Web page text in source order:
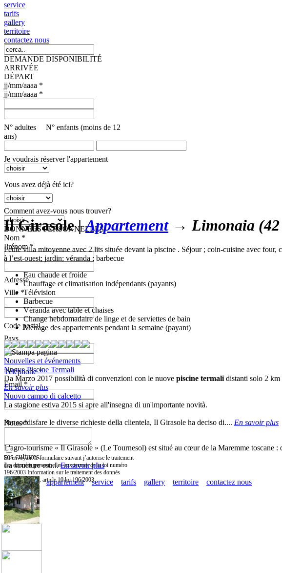
service
tarifs
gallery
territoire
contactez nous
DEMANDE DISPONIBILITÉ
ARRIVÉE
DÉPART
jj/mm/aaaa *
jj/mm/aaaa *
N° adultes N° enfants (moins de 12
ans)
Je voudrais réserver l'appartement
Vous avez déjà été ici?
Comment avez-vous nous trouver?
DONNÉES PERSONNELLES
Nom *
Prénom *
Adresse
Ville *
Code postal
Pays
Téléphone *
Email *
Notes *
En envoyant le formulaire suivant j’autorise le traitement
des données personnelles aux termes de la loi numéro
196/2003 Information sur le traitement des donnés
personnelles ex. article 10 loi 196/2003.
Envoyer
Reset
Il Girasole|Appartement→ Limonaia (42
Petite villa mitoyenne avec 2 lits située devant la piscine . Séjour ; coin-cuisine avec four,
à l’est-ouest; jardin; véranda ; barbecue
Eau chaude et froide
Chauffage et climatisation indépendants (payants)
Télévision
Barbecue
Véranda avec table et chaises
Change hebdomadaire de linge et de serviettes de bain
Ménage des appartements pendant la semaine (payant)
Nouvelles et événements
Nuove Piscine Termali
Da Marzo 2017 possibilità di convenzioni con le nuove piscine termali distanti solo 2 km
En savoir plus
Nuovo campo di calcetto
La stagione estiva 2015 si apre all'insegna di un'importante novità.
Per soddisfare le diverse richieste della clientela, Il Girasole ha deciso di.... En savoir plus
L'agro-tourisme « Il Girasole » (Le Tournesol) est situé au cœur de la Maremme toscane :
ses cultures.
La structure est....En savoir plus
agriturismo
appartement service tarifs gallery territoire contactez nous